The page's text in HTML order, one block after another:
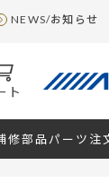
NEWS/お知らせ
ト
修部品パーツ注